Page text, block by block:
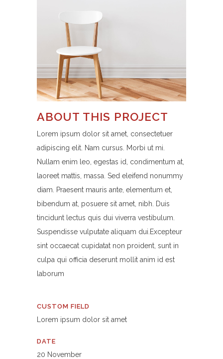
ABOUT THIS PROJECT
Lorem ipsum dolor sit amet, consectetuer
adipiscing elit. Nam cursus. Morbi ut mi.
Nullam enim leo, egestas id, condimentum at,
laoreet mattis, massa. Sed eleifend nonummy
diam. Praesent mauris ante, elementum et,
bibendum at, posuere sit amet, nibh. Duis
tincidunt lectus quis dui viverra vestibulum.
Suspendisse vulputate aliquam dui.Excepteur
sint occaecat cupidatat non proident, sunt in
culpa qui officia deserunt mollit anim id est
laborum
CUSTOM FIELD
Lorem ipsum dolor sit amet
DATE
20 November